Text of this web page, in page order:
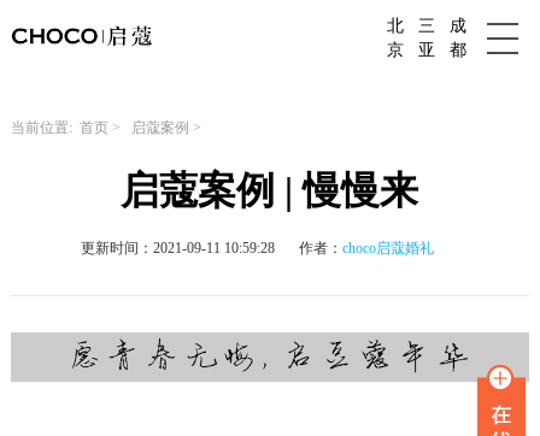
北
京
三
亚
成
都
当前位置: 首页> 启蔻案例 >
启蔻案例 | 慢慢来
更新时间：2021-09-11 10:59:28 作者：choco启蔻婚礼